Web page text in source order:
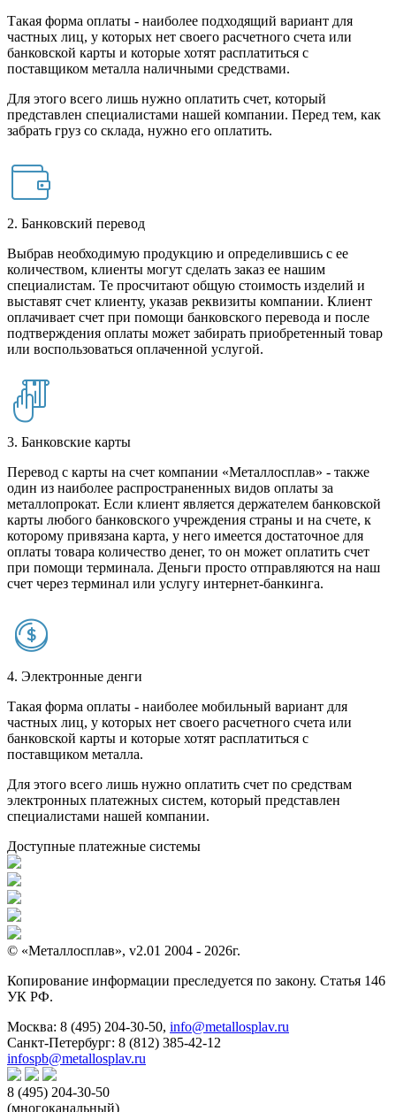
Такая форма оплаты - наиболее подходящий вариант для
частных лиц, у которых нет своего расчетного счета или
банковской карты и которые хотят расплатиться с
поставщиком металла наличными средствами.
Для этого всего лишь нужно оплатить счет, который
представлен специалистами нашей компании. Перед тем, как
забрать груз со склада, нужно его оплатить.
2. Банковский перевод
Выбрав необходимую продукцию и определившись с ее
количеством, клиенты могут сделать заказ ее нашим
специалистам. Те просчитают общую стоимость изделий и
выставят счет клиенту, указав реквизиты компании. Клиент
оплачивает счет при помощи банковского перевода и после
подтверждения оплаты может забирать приобретенный товар
или воспользоваться оплаченной услугой.
3. Банковские карты
Перевод с карты на счет компании «Металлосплав» - также
один из наиболее распространенных видов оплаты за
металлопрокат. Если клиент является держателем банковской
карты любого банковского учреждения страны и на счете, к
которому привязана карта, у него имеется достаточное для
оплаты товара количество денег, то он может оплатить счет
при помощи терминала. Деньги просто отправляются на наш
счет через терминал или услугу интернет-банкинга.
4. Электронные денги
Такая форма оплаты - наиболее мобильный вариант для
частных лиц, у которых нет своего расчетного счета или
банковской карты и которые хотят расплатиться с
поставщиком металла.
Для этого всего лишь нужно оплатить счет по средствам
электронных платежных систем, который представлен
специалистами нашей компании.
Доступные платежные системы
© «Металлосплав», v2.01 2004 - 2026г.
Копирование информации преследуется по закону. Статья 146
УК РФ.
Москва: 8 (495) 204-30-50, info@metallosplav.ru
Санкт-Петербург: 8 (812) 385-42-12
infospb@metallosplav.ru
8 (495) 204-30-50
(многоканальный)